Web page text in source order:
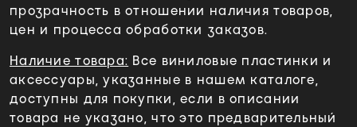
прозрачность в отношении наличия товаров,
цен и процесса обработки заказов.
Наличие товара: Все виниловые пластинки и
аксессуары, указанные в нашем каталоге,
доступны для покупки, если в описании
товара не указано, что это предварительный